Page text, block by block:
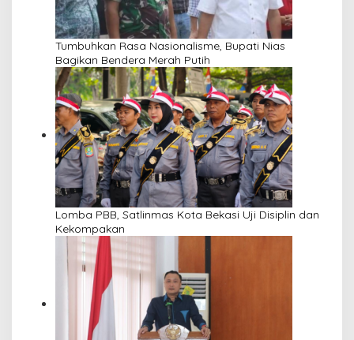
Tumbuhkan Rasa Nasionalisme, Bupati Nias
Bagikan Bendera Merah Putih
Lomba PBB, Satlinmas Kota Bekasi Uji Disiplin dan
Kekompakan